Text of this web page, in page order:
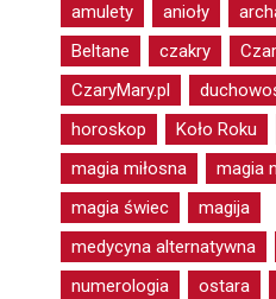
amulety anioły
Beltane
czakry
CzaryMary.pl
horoskop
Koło Roku
magia miłosna
magia
magia świec
magija
medycyna alternatywna
numerologia
ostara